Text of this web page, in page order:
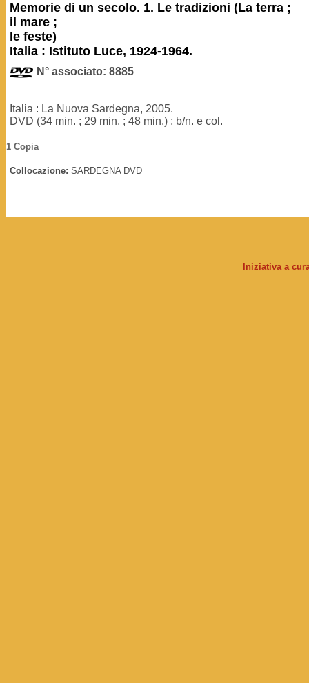
Memorie di un secolo. 1. Le tradizioni (La terra ;
il mare ;
le feste)
Italia : Istituto Luce, 1924-1964.
N° associato: 8885
Italia : La Nuova Sardegna, 2005.
DVD (34 min. ; 29 min. ; 48 min.) ; b/n. e col.
1 Copia
Collocazione: SARDEGNA DVD
Iniziativa a